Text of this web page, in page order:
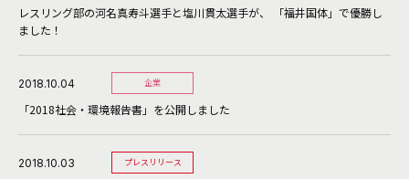
レスリング部の河名真寿斗選手と塩川貫太選手が、 「福井国体」で優勝し
ました！
2018.10.04 企業
「2018社会・環境報告書」を公開しました
2018.10.03 プレスリリース